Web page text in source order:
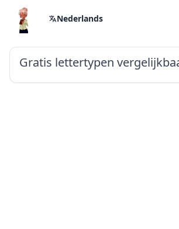
Nederlands
Gratis lettertypen